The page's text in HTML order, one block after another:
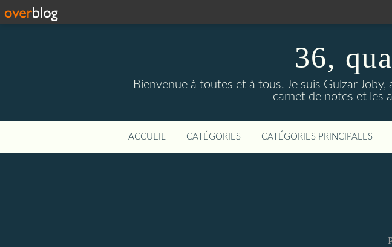
36,
Bienvenue à toutes et à tous. Je suis Gulzar
carnet de notes et les
ACCUEIL CATÉGORIES CATÉGORIES PRINCIPALES